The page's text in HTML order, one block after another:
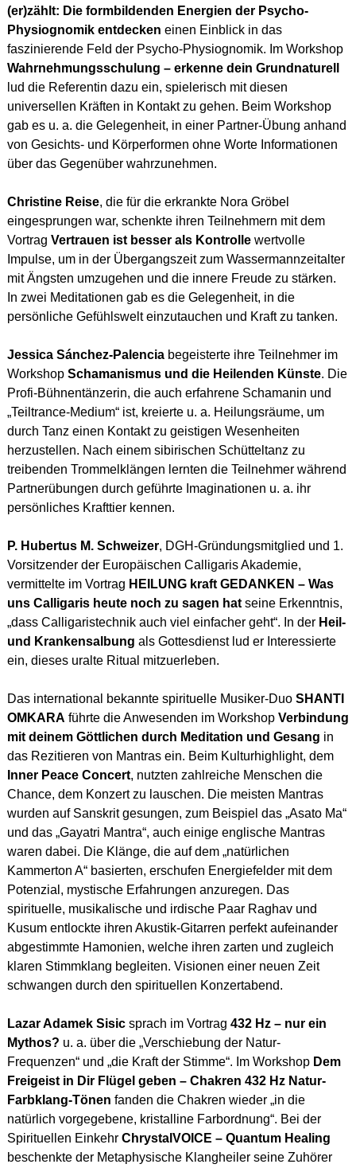
(er)zählt: Die formbildenden Energien der Psycho-
Physiognomik entdecken einen Einblick in das
faszinierende Feld der Psycho-Physiognomik. Im Workshop
Wahrnehmungsschulung – erkenne dein Grundnaturell
lud die Referentin dazu ein, spielerisch mit diesen
universellen Kräften in Kontakt zu gehen. Beim Workshop
gab es u. a. die Gelegenheit, in einer Partner-Übung anhand
von Gesichts- und Körperformen ohne Worte Informationen
über das Gegenüber wahrzunehmen.
Christine Reise, die für die erkrankte Nora Gröbel
eingesprungen war, schenkte ihren Teilnehmern mit dem
Vortrag Vertrauen ist besser als Kontrollewertvolle
Impulse, um in der Übergangszeit zum Wassermannzeitalter
mit Ängsten umzugehen und die innere Freude zu stärken.
In zwei Meditationen gab es die Gelegenheit, in die
persönliche Gefühlswelt einzutauchen und Kraft zu tanken.
Jessica Sánchez-Palenciabegeisterte ihre Teilnehmer im
Workshop Schamanismus und die Heilenden Künste. Die
Profi-Bühnentänzerin, die auch erfahrene Schamanin und
„Teiltrance-Medium“ ist, kreierte u. a. Heilungsräume, um
durch Tanz einen Kontakt zu geistigen Wesenheiten
herzustellen. Nach einem sibirischen Schütteltanz zu
treibenden Trommelklängen lernten die Teilnehmer während
Partnerübungen durch geführte Imaginationen u. a. ihr
persönliches Krafttier kennen.
P. Hubertus M. Schweizer, DGH-Gründungsmitglied und 1.
Vorsitzender der Europäischen Calligaris Akademie,
vermittelte im Vortrag HEILUNG kraft GEDANKEN – Was
uns Calligaris heute noch zu sagen hatseine Erkenntnis,
„dass Calligaristechnik auch viel einfacher geht“. In der Heil-
und Krankensalbung als Gottesdienst lud er Interessierte
ein, dieses uralte Ritual mitzuerleben.
Das international bekannte spirituelle Musiker-Duo SHANTI
OMKARA führte die Anwesenden im Workshop Verbindung
mit deinem Göttlichen durch Meditation und Gesang in
das Rezitieren von Mantras ein. Beim Kulturhighlight, dem
Inner Peace Concert, nutzten zahlreiche Menschen die
Chance, dem Konzert zu lauschen. Die meisten Mantras
wurden auf Sanskrit gesungen, zum Beispiel das „Asato Ma“
und das „Gayatri Mantra“, auch einige englische Mantras
waren dabei. Die Klänge, die auf dem „natürlichen
Kammerton A“ basierten, erschufen Energiefelder mit dem
Potenzial, mystische Erfahrungen anzuregen. Das
spirituelle, musikalische und irdische Paar Raghav und
Kusum entlockte ihren Akustik-Gitarren perfekt aufeinander
abgestimmte Hamonien, welche ihren zarten und zugleich
klaren Stimmklang begleiten. Visionen einer neuen Zeit
schwangen durch den spirituellen Konzertabend.
Lazar Adamek Sisicsprach im Vortrag 432 Hz – nur ein
Mythos? u. a. über die „Verschiebung der Natur-
Frequenzen“ und „die Kraft der Stimme“. Im Workshop Dem
Freigeist in Dir Flügel geben – Chakren 432 Hz Natur-
Farbklang-Tönen fanden die Chakren wieder „in die
natürlich vorgegebene, kristalline Farbordnung“. Bei der
Spirituellen Einkehr ChrystalVOICE – Quantum Healing
beschenkte der Metaphysische Klangheiler seine Zuhörer